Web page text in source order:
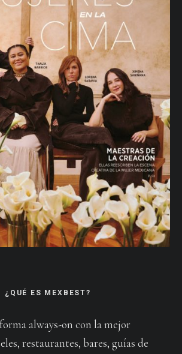
¿QUÉ ES MEXBEST?
always-on con la mejor
restaurantes, bares, guías de